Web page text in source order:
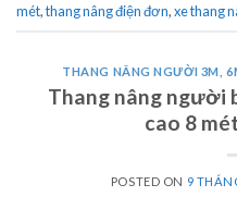
mét,thang nâng điện đơn,xe thang
THANG NÂNG NGƯỜI 3M,
Thang nâng người
cao 8
POSTED ON 9